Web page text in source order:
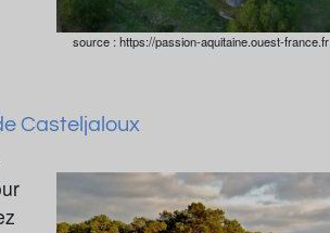
source : https://passion-aquitaine.ouest-france.fr
Casteljaloux